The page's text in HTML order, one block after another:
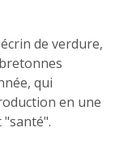
de verdure,
qui
en une